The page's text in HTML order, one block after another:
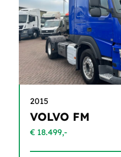
2015
VOLVO FM
€ 18.499,-